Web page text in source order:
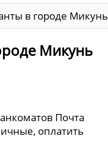
в городе Микунь
Микунь
Почта
оплатить